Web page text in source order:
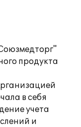
продукта
в себя
учета
и